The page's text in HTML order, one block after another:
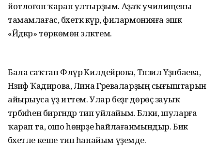
йотлоғоп ҡарап ултырҙым. Аҙаҡ училищены
тамамлағас, бәхеткә күрә, филармонияға эшкә
«Йәдкәр» төркөмөнә эләктем.
Бала саҡтан Флүрә Килдейәрова, Тәнзилә Үҙәнбаева,
Нәзифә Ҡадирова, Лина Гәрәеваларҙың сығыштарын
айырыуса үҙ иттем. Улар беҙгә дөрөҫ зауыҡ
тәрбиәһен биргәндәр тип уйлайым. Бәлки, шуларға
ҡарап та, ошо һөнәрҙе һайлағанмындыр. Бик
бәхетле кеше тип һанайым үҙемде.